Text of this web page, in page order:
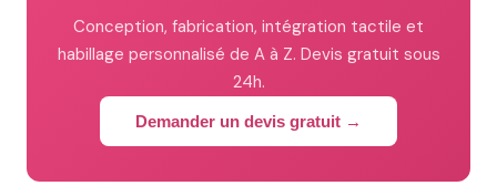
Conception, fabrication, intégration tactile et
habillage personnalisé de A à Z. Devis gratuit sous
24h.
Demander un devis gratuit →